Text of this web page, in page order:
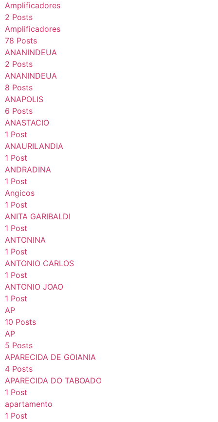
Amplificadores
2 Posts
Amplificadores
78 Posts
ANANINDEUA
2 Posts
ANANINDEUA
8 Posts
ANAPOLIS
6 Posts
ANASTACIO
1 Post
ANAURILANDIA
1 Post
ANDRADINA
1 Post
Angicos
1 Post
ANITA GARIBALDI
1 Post
ANTONINA
1 Post
ANTONIO CARLOS
1 Post
ANTONIO JOAO
1 Post
AP
10 Posts
AP
5 Posts
APARECIDA DE GOIANIA
4 Posts
APARECIDA DO TABOADO
1 Post
apartamento
1 Post